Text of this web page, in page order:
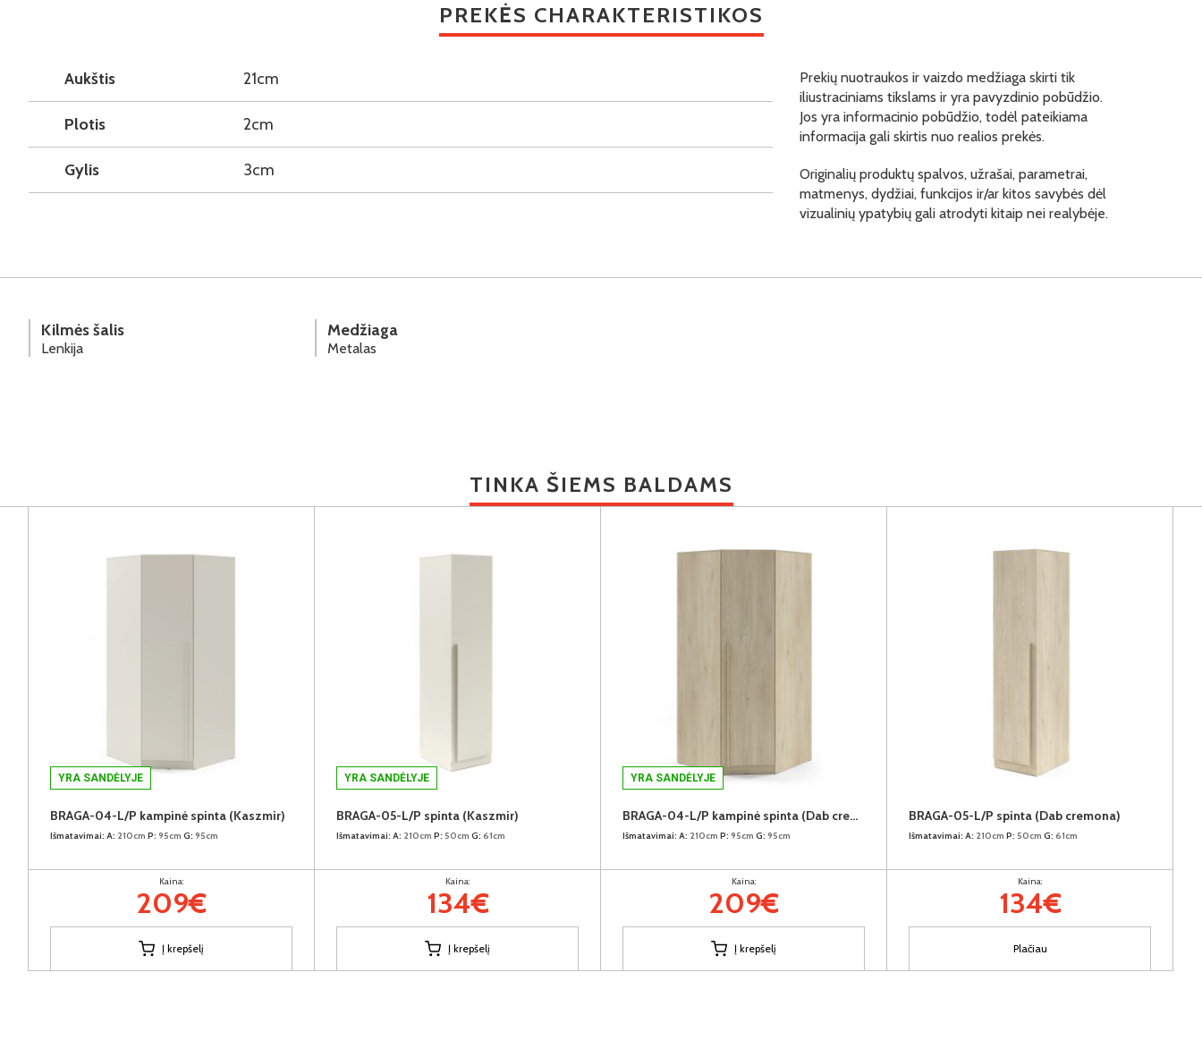
PREKĖS CHARAKTERISTIKOS
Aukštis 21cm
Plotis 2cm
Gylis 3cm
Prekių nuotraukos ir vaizdo medžiaga skirti tik
iliustraciniams tikslams ir yra pavyzdinio pobūdžio.
Jos yra informacinio pobūdžio, todėl pateikiama
informacija gali skirtis nuo realios prekės.
Originalių produktų spalvos, užrašai, parametrai,
matmenys, dydžiai, funkcijos ir/ar kitos savybės dėl
vizualinių ypatybių gali atrodyti kitaip nei realybėje.
Kilmės šalis
Lenkija
Medžiaga
Metalas
TINKA ŠIEMS BALDAMS
YRA SANDĖLYJE
BRAGA-04-L/P kampinė spinta (Kaszmir)
Išmatavimai: A: 210cm P: 95cm G: 95cm
Kaina:
209€
Į krepšelį
YRA SANDĖLYJE
BRAGA-05-L/P spinta (Kaszmir)
Išmatavimai: A: 210cm P: 50cm G: 61cm
Kaina:
134€
Į krepšelį
YRA SANDĖLYJE
BRAGA-04-L/P kampinė spinta (Dab cremona)
Išmatavimai: A: 210cm P: 95cm G: 95cm
Kaina:
209€
Į krepšelį
BRAGA-05-L/P spinta (Dab cremona)
Išmatavimai: A: 210cm P: 50cm G: 61cm
Kaina:
134€
Plačiau